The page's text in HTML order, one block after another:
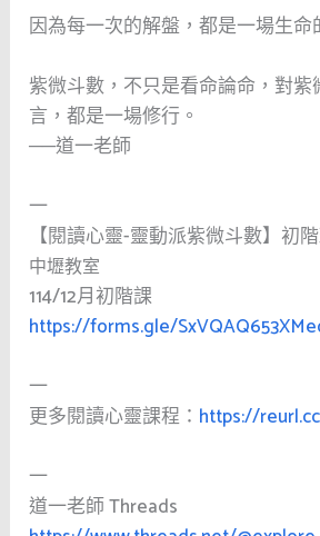
因為每一次的解盤，都是一場生命
紫微斗數，不只是看命論命，對紫
言，都是一場修行。
──道一老師
一
【閱讀心靈-靈動派紫微斗數】初
中壢教室
114/12月初階課
https://forms.gle/
一
更多閱讀心靈課程： https://
一
道一老師 Threads